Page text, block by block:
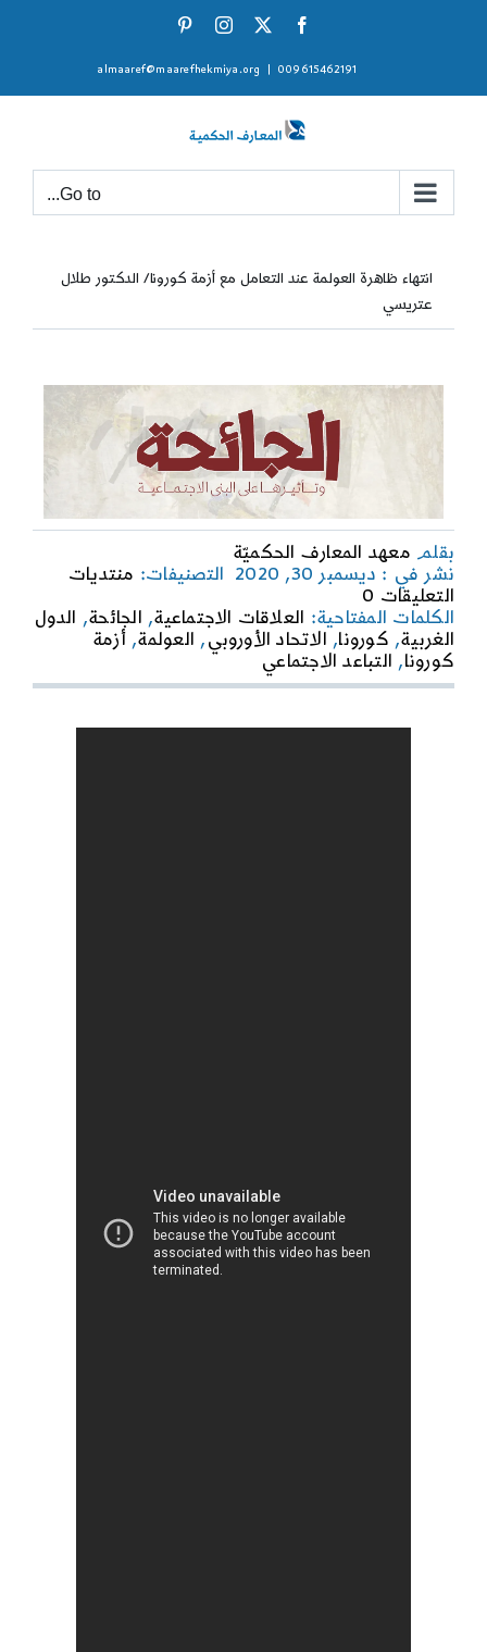
Facebook
X
Instagram
009615462191
almaaref@maarefhekmiya.org
Go to...
انتهاء ظاهرة العولمة عند التعامل مع أزمة كورونا/ الدكتور طلال
عتريسي
بقلم معهد المعارف الحكميّة
نشر في : ديسمبر 30, 2020
التصنيفات: منتديات
التعليقات 0
on
انتهاء
ظاهرة
العولمة
عند
مع
الكلمات المفتاحية: العلاقات الاجتماعية, الجائحة, الدول
الغربية, كورونا, الاتحاد الأوروبي , العولمة,أزمة
كورونا, التباعد الاجتماعي